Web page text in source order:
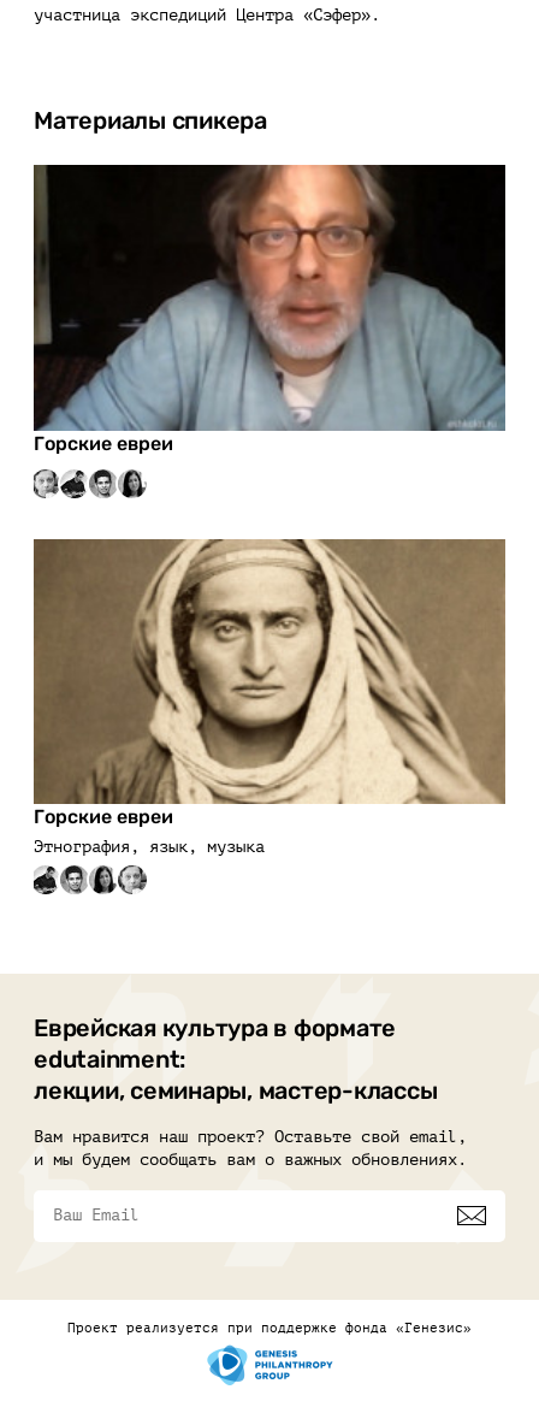
участница экспедиций Центра «Сэфер».
Материалы спикера
Горские евреи
Горские евреи
Этнография, язык, музыка
Еврейская культура в формате
edutainment:
лекции, семинары, мастер-классы
Вам нравится наш проект? Оставьте свой email,
и мы будем сообщать вам о важных обновлениях.
Проект реализуется при поддержке фонда «Генезис»